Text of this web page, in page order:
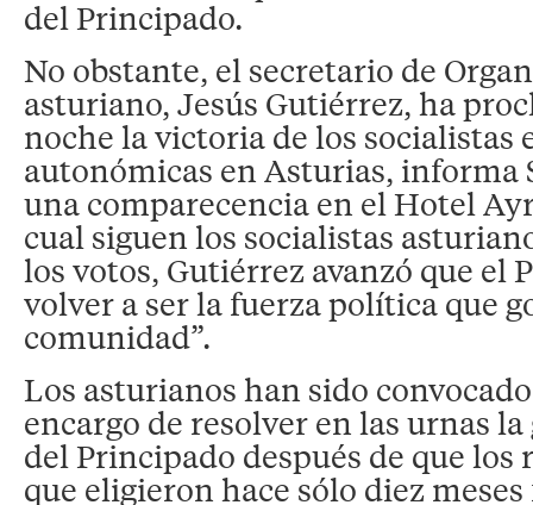
del Principado.
No obstante, el secretario de
asturiano, Jesús Gutiérrez, ha
noche la victoria de los socialistas
autonómicas en Asturias, informa
una comparecencia en el Hotel
cual siguen los socialistas
los votos, Gutiérrez avanzó que el
volver a ser la fuerza política que
comunidad”.
Los asturianos han sido
encargo de resolver en las urnas
del Principado después de que los
que eligieron hace sólo diez